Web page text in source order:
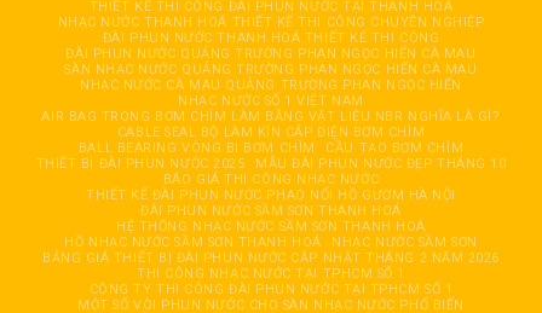
THIẾT KẾ THI CÔNG ĐÀI PHUN NƯỚC TẠI THANH HOÁ
NHẠC NƯỚC THANH HOÁ THIẾT KẾ THI CÔNG CHUYÊN NGHIỆP
ĐÀI PHUN NƯỚC THANH HOÁ THIẾT KẾ THI CÔNG
ĐÀI PHUN NƯỚC QUẢNG TRƯỜNG PHAN NGỌC HIỂN CÀ MAU
SÀN NHẠC NƯỚC QUẢNG TRƯỜNG PHAN NGỌC HIỂN CÀ MAU
NHẠC NƯỚC CÀ MAU QUẢNG TRƯỜNG PHAN NGỌC HIỂN
NHẠC NƯỚC SỐ 1 VIỆT NAM
AIR BAG TRONG BƠM CHÌM LÀM BẰNG VẬT LIỆU NBR NGHĨA LÀ GÌ?
CABLE SEAL BỘ LÀM KÍN CÁP ĐIỆN BƠM CHÌM
BALL BEARING VÒNG BI BƠM CHÌM
CẦU TẠO BƠM CHÌM
THIẾT BỊ ĐÀI PHUN NƯỚC 2025
MẪU ĐÀI PHUN NƯỚC ĐẸP THÁNG 10
BÁO GIÁ THI CÔNG NHẠC NƯỚC
THIẾT KẾ ĐÀI PHUN NƯỚC PHAO NỔI HỒ GƯƠM HÀ NỘI
ĐÀI PHUN NƯỚC SẦM SƠN THANH HOÁ
HỆ THỐNG NHẠC NƯỚC SẦM SƠN THANH HOÁ
HỒ NHẠC NƯỚC SẦM SƠN THANH HOÁ
NHẠC NƯỚC SẦM SƠN
BẢNG GIÁ THIẾT BỊ ĐÀI PHUN NƯỚC CẬP NHẬT THÁNG 2 NĂM 2026
THI CÔNG NHẠC NƯỚC TẠI TPHCM SỐ 1
CÔNG TY THI CÔNG ĐÀI PHUN NƯỚC TẠI TPHCM SỐ 1
MỘT SỐ VÒI PHUN NƯỚC CHO SÀN NHẠC NƯỚC PHỔ BIẾN